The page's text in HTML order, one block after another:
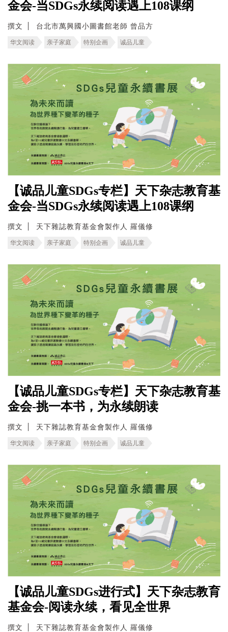
金会-当SDGs永续阅读遇上108课纲
撰文 台北市萬興國小圖書館老師 曾品方
华文阅读 亲子家庭 特别企画 诚品儿童
【诚品儿童SDGs专栏】天下杂志教育基
金会-当SDGs永续阅读遇上108课纲
撰文 天下雜誌教育基金會製作人 羅儀修
华文阅读 亲子家庭 特别企画 诚品儿童
【诚品儿童SDGs专栏】天下杂志教育基
金会-挑一本书，为永续朗读
撰文 天下雜誌教育基金會製作人 羅儀修
华文阅读 亲子家庭 特别企画 诚品儿童
【诚品儿童SDGs进行式】天下杂志教育
基金会-阅读永续，看见全世界
撰文 天下雜誌教育基金會製作人 羅儀修